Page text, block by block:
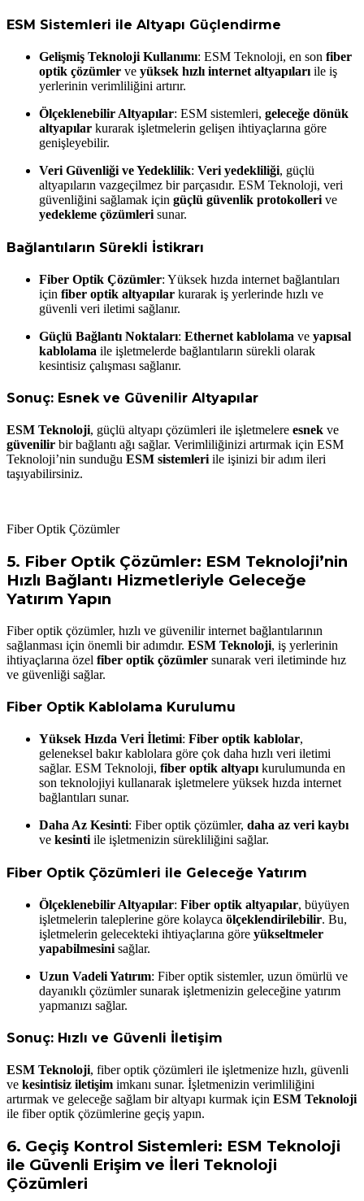
ESM Sistemleri ile Altyapı Güçlendirme
Gelişmiş Teknoloji Kullanımı: ESM Teknoloji, en son fiber
optik çözümler ve yüksek hızlı internet altyapıları ile iş
yerlerinin verimliliğini artırır.
Ölçeklenebilir Altyapılar: ESM sistemleri, geleceğe dönük
altyapılar kurarak işletmelerin gelişen ihtiyaçlarına göre
genişleyebilir.
Veri Güvenliği ve Yedeklilik: Veri yedekliliği, güçlü
altyapıların vazgeçilmez bir parçasıdır. ESM Teknoloji, veri
güvenliğini sağlamak için güçlü güvenlik protokolleri ve
yedekleme çözümleri sunar.
Bağlantıların Sürekli İstikrarı
Fiber Optik Çözümler: Yüksek hızda internet bağlantıları
için fiber optik altyapılar kurarak iş yerlerinde hızlı ve
güvenli veri iletimi sağlanır.
Güçlü Bağlantı Noktaları: Ethernet kablolama ve yapısal
kablolama ile işletmelerde bağlantıların sürekli olarak
kesintisiz çalışması sağlanır.
Sonuç: Esnek ve Güvenilir Altyapılar
ESM Teknoloji, güçlü altyapı çözümleri ile işletmelere esnek ve
güvenilir bir bağlantı ağı sağlar. Verimliliğinizi artırmak için ESM
Teknoloji’nin sunduğu ESM sistemleri ile işinizi bir adım ileri
taşıyabilirsiniz.
Fiber Optik Çözümler
5. Fiber Optik Çözümler: ESM Teknoloji’nin
Hızlı Bağlantı Hizmetleriyle Geleceğe
Yatırım Yapın
Fiber optik çözümler, hızlı ve güvenilir internet bağlantılarının
sağlanması için önemli bir adımdır. ESM Teknoloji, iş yerlerinin
ihtiyaçlarına özel fiber optik çözümler sunarak veri iletiminde hız
ve güvenliği sağlar.
Fiber Optik Kablolama Kurulumu
Yüksek Hızda Veri İletimi: Fiber optik kablolar,
geleneksel bakır kablolara göre çok daha hızlı veri iletimi
sağlar. ESM Teknoloji, fiber optik altyapı kurulumunda en
son teknolojiyi kullanarak işletmelere yüksek hızda internet
bağlantıları sunar.
Daha Az Kesinti: Fiber optik çözümler, daha az veri kaybı
ve kesinti ile işletmenizin sürekliliğini sağlar.
Fiber Optik Çözümleri ile Geleceğe Yatırım
Ölçeklenebilir Altyapılar: Fiber optik altyapılar, büyüyen
işletmelerin taleplerine göre kolayca ölçeklendirilebilir. Bu,
işletmelerin gelecekteki ihtiyaçlarına göre yükseltmeler
yapabilmesini sağlar.
Uzun Vadeli Yatırım: Fiber optik sistemler, uzun ömürlü ve
dayanıklı çözümler sunarak işletmenizin geleceğine yatırım
yapmanızı sağlar.
Sonuç: Hızlı ve Güvenli İletişim
ESM Teknoloji, fiber optik çözümleri ile işletmenize hızlı, güvenli
ve kesintisiz iletişim imkanı sunar. İşletmenizin verimliliğini
artırmak ve geleceğe sağlam bir altyapı kurmak için ESM Teknoloji
ile fiber optik çözümlerine geçiş yapın.
6. Geçiş Kontrol Sistemleri: ESM Teknoloji
ile Güvenli Erişim ve İleri Teknoloji
Çözümleri